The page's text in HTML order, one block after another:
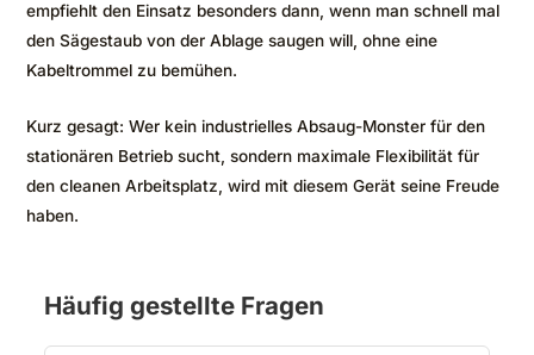
empfiehlt den Einsatz besonders dann, wenn man schnell mal
den Sägestaub von der Ablage saugen will, ohne eine
Kabeltrommel zu bemühen.
Kurz gesagt: Wer kein industrielles Absaug-Monster für den
stationären Betrieb sucht, sondern maximale Flexibilität für
den cleanen Arbeitsplatz, wird mit diesem Gerät seine Freude
haben.
Häufig gestellte Fragen